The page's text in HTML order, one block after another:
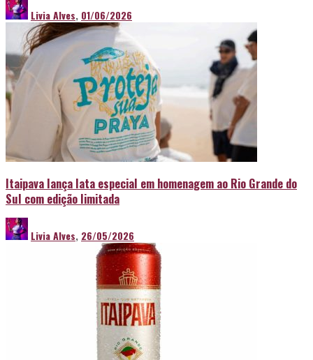
Livia Alves, 01/06/2026
Itaipava lança lata especial em homenagem ao Rio Grande do
Sul com edição limitada
Livia Alves, 26/05/2026